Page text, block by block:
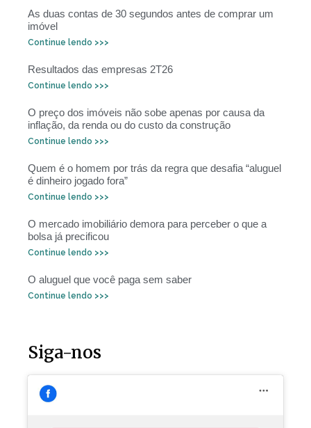
As duas contas de 30 segundos antes de comprar um
imóvel
Continue lendo >>>
Resultados das empresas 2T26
Continue lendo >>>
O preço dos imóveis não sobe apenas por causa da
inflação, da renda ou do custo da construção
Continue lendo >>>
Quem é o homem por trás da regra que desafia “aluguel
é dinheiro jogado fora”
Continue lendo >>>
O mercado imobiliário demora para perceber o que a
bolsa já precificou
Continue lendo >>>
O aluguel que você paga sem saber
Continue lendo >>>
Siga-nos